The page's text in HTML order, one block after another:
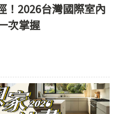
2026台灣國際室內
次掌握